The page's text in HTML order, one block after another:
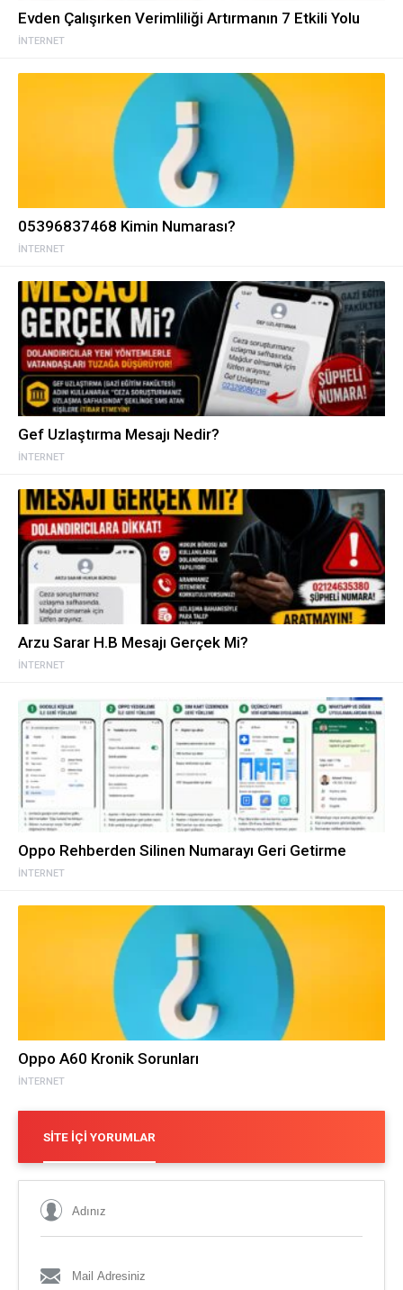
İNTERNET
Evden Çalışırken Verimliliği Artırmanın 7 Etkili Yolu
İNTERNET
05396837468 Kimin Numarası?
İNTERNET
Gef Uzlaştırma Mesajı Nedir?
İNTERNET
Arzu Sarar H.B Mesajı Gerçek Mi?
İNTERNET
Oppo Rehberden Silinen Numarayı Geri Getirme
İNTERNET
Oppo A60 Kronik Sorunları
SITE İÇI YORUMLAR